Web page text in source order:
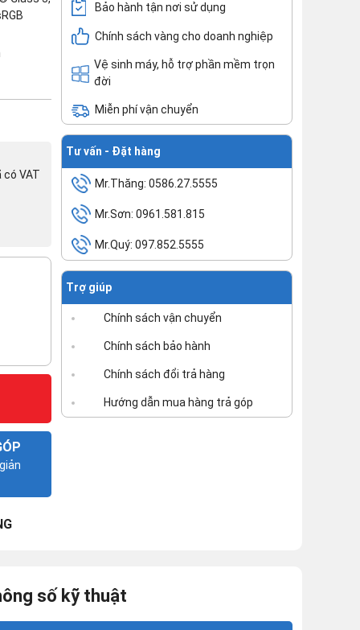
có VAT
Bảo hành tận nơi sử dụng
Chính sách vàng cho doanh nghiệp
Vệ sinh máy, hỗ trợ phần mềm trọn
đời
Miễn phí vận chuyển
Tư vấn - Đặt hàng
Mr.Thăng: 0586.27.5555
Mr.Sơn: 0961.581.815
Mr.Quý: 097.852.5555
Trợ giúp
Chính sách vận chuyển
Chính sách bảo hành
Chính sách đổi trả hàng
Hướng dẫn mua hàng trả góp
số kỹ thuật